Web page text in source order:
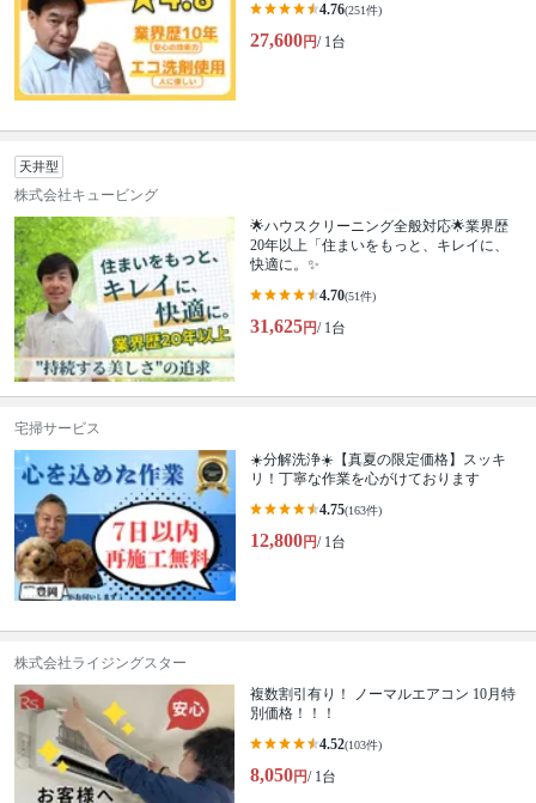
4.76(251件)
27,600円/ 1台
天井型
株式会社キュービング
🌟ハウスクリーニング全般対応🌟業界歴
20年以上「住まいをもっと、キレイに、
快適に。✨
4.70(51件)
31,625円/ 1台
宅掃サービス
☀️分解洗浄☀️【真夏の限定価格】スッキ
リ！丁寧な作業を心がけております
4.75(163件)
12,800円/ 1台
株式会社ライジングスター
複数割引有り！ ノーマルエアコン 10月特
別価格！！！
4.52(103件)
8,050円/ 1台